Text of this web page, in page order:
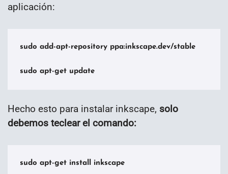
aplicación:
sudo add-apt-repository ppa:inkscape.dev/stable
sudo apt-get update
Hecho esto para instalar inkscape, solo
debemos teclear el comando:
sudo apt-get install inkscape